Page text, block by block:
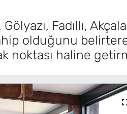
Fadıllı,
olduğunu
noktası haline